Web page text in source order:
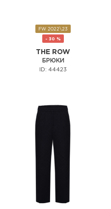
FW 2022\23
- 30 %
THE ROW
БРЮКИ
ID: 44423